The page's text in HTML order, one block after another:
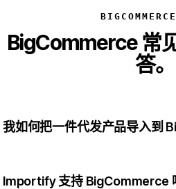
BigCommerce 常
答。
我如何把一件代发产品导入到
Importify 应用并订阅一个套餐，然
Importify 支持 BigCommerce